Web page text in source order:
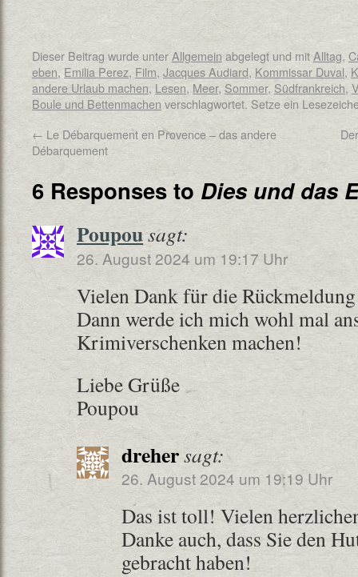
Dieser Beitrag wurde unterAllgemein abgelegt und mitAlltag,
eben, Emilia Perez, Film, Jacques Audiard, Kommissar Duval,
andere Urlaub machen, Lesen, Meer, Sommer, Südfrankreich,
Boule und Bettenmachen verschlagwortet. Setze ein
← Le Débarquement en Provence – das andere
Débarquement
6 Responses to Dies und das
Poupousagt:
26. August 2024 um 19:17 Uhr
Vielen Dank für die
Dann werde ich mich wohl mal
Krimiverschenken machen!
Liebe Grüße
Poupou
drehersagt:
26. August 2024 um 19:19 Uhr
Das ist toll! Vielen
Danke auch, dass Sie den
gebracht haben!